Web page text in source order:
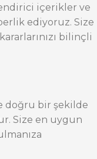
içerikler ve
ediyoruz. Size
bilinçli
doğru bir şekilde
Size en uygun